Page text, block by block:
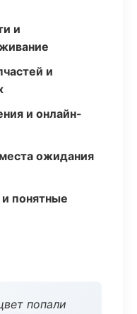
и
и
и онлайн-
ожидания
понятные
попали